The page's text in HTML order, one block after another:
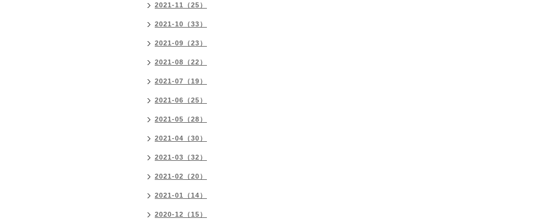
2021-11（25）
2021-10（33）
2021-09（23）
2021-08（22）
2021-07（19）
2021-06（25）
2021-05（28）
2021-04（30）
2021-03（32）
2021-02（20）
2021-01（14）
2020-12（15）